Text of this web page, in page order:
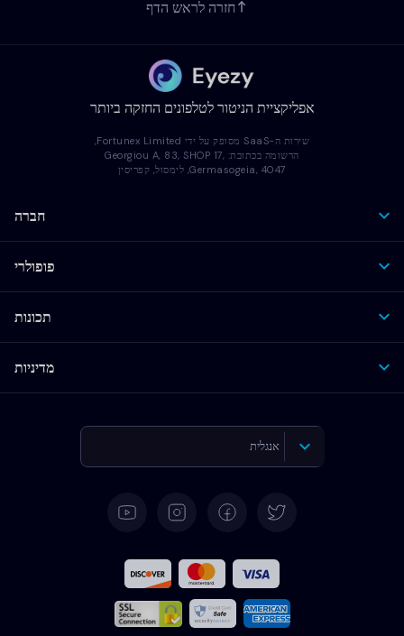
חזרה לראש הדף
אפליקציית הניטור לטלפונים החזקה ביותר
שירות ה-SaaS מסופק על ידי Fortunex Limited,
הרשומה בכתובת: Georgiou A, 83, SHOP 17,
Germasogeia, 4047, לימסול, קפריסין
חברה
פופולרי
תכונות
מדיניות
אנגלית
צרפתית